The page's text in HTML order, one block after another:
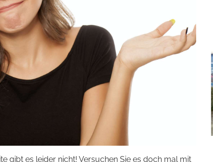
gibt es leider nicht! Versuchen Sie es doch mal mit